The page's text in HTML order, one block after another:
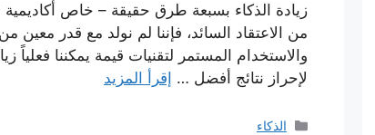
زيادة الذكاء بسبعة طرق حقيقة – خاص أكاديمية
من الاعتقاد السائد، فإننا لم نولد مع قدر معين
والاستخدام المستمر لتقنيات قيمة يمكننا فعلياً
لإحراز نتائج أفضل … إقرأ المزيد
التصنيفات
الذكاء